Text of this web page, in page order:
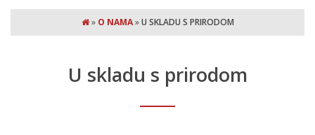
» O NAMA»U SKLADU S PRIRODOM
U skladu s prirodom